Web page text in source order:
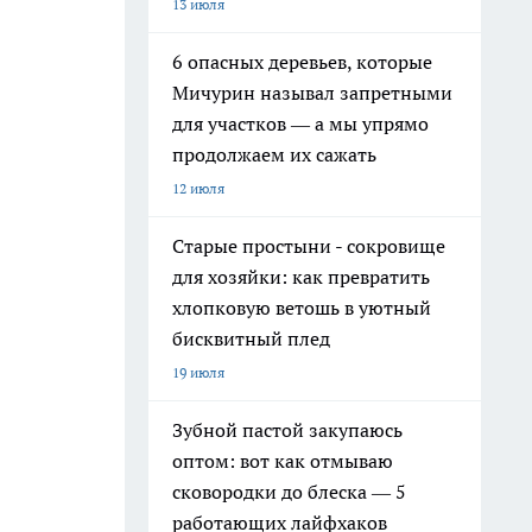
13 июля
6 опасных деревьев, которые
Мичурин называл запретными
для участков — а мы упрямо
продолжаем их сажать
12 июля
Старые простыни - сокровище
для хозяйки: как превратить
хлопковую ветошь в уютный
бисквитный плед
19 июля
Зубной пастой закупаюсь
оптом: вот как отмываю
сковородки до блеска — 5
работающих лайфхаков